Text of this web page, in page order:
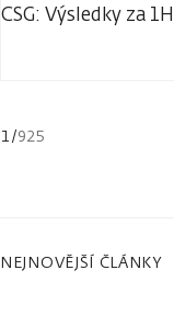
CSG: Výsledky za
1/925
NEJNOVĚJŠÍ ČLÁNKY